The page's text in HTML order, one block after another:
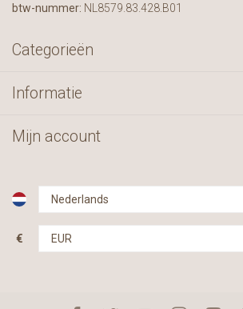
btw-nummer: NL8579.83.428.B01
Categorieën
Informatie
Mijn account
€